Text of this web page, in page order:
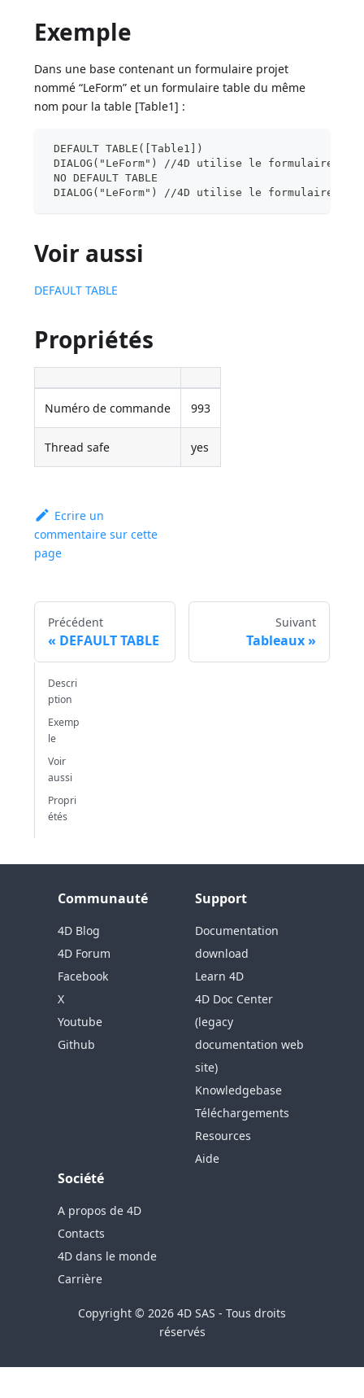
Exemple
Dans une base contenant un formulaire projet
nommé “LeForm” et un formulaire table du même
nom pour la table [Table1] :
DEFAULT TABLE([Table1])
DIALOG("LeForm") //4D utilise le formulaire
NO DEFAULT TABLE
DIALOG("LeForm") //4D utilise le formulaire
Voir aussi
DEFAULT TABLE
Propriétés
Numéro de commande 993
Thread safe yes
Ecrire un
commentaire sur cette
page
Précédent
DEFAULT TABLE
Suivant
Tableaux
Descri
ption
Exemp
le
Voir
aussi
Propri
étés
Communauté
4D Blog
4D Forum
Facebook
X
Youtube
Github
Support
Documentation
download
Learn 4D
4D Doc Center
(legacy
documentation web
site)
Knowledgebase
Téléchargements
Resources
Aide
Société
A propos de 4D
Contacts
4D dans le monde
Carrière
Copyright © 2026 4D SAS - Tous droits
réservés